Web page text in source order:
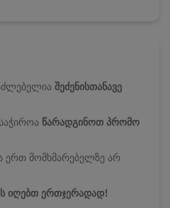
შეძენისთანავე
წარადგინოთ პრომო
მომხმარებელზე არ
იღებთ ერთჯერადად!